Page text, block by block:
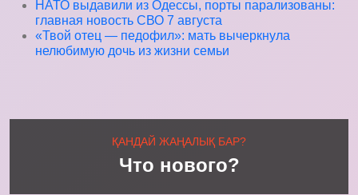
НАТО выдавили из Одессы, порты парализованы:
главная новость СВО 7 августа
«Твой отец — педофил»: мать вычеркнула
нелюбимую дочь из жизни семьи
ҚАНДАЙ ЖАҢАЛЫҚ БАР?
Что нового?